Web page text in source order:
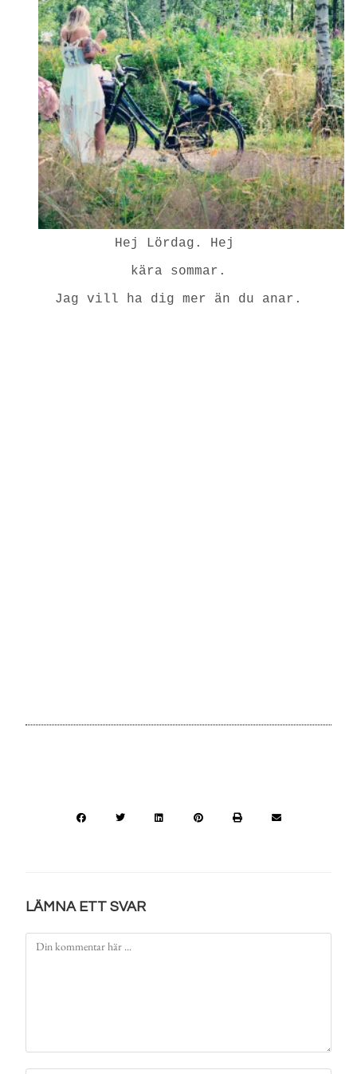
Hej Lördag. Hej
kära sommar.
Jag vill ha dig mer än du anar.
LÄMNA ETT SVAR